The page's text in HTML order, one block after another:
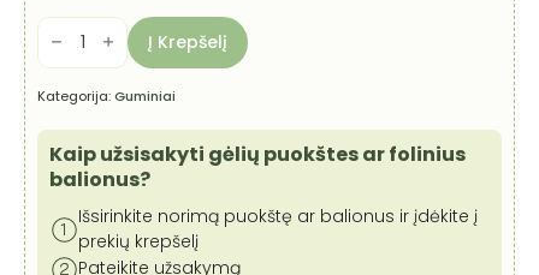
produkto
kiekis:
Helio
balionas
-
Geltonas,
33
cm
Į Krepšelį
Kategorija:Guminiai
Kaip užsisakyti gėlių puokštes ar folinius
balionus?
Išsirinkite norimą puokštę ar balionus ir įdėkite į
prekių krepšelį
Pateikite užsakymą